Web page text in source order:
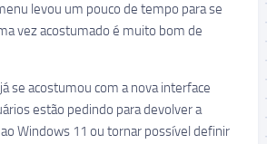
levou um pouco de tempo para se
vez acostumado é muito bom de
se acostumou com a nova interface
estão pedindo para devolver a
Windows 11 ou tornar possível definir